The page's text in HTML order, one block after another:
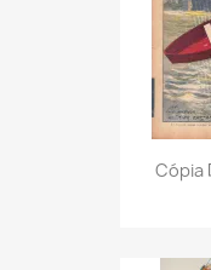
Cópia